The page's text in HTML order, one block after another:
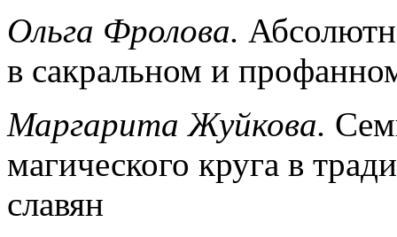
Ольга Фролова.
в сакральном и
Маргарита Жуйкова.
магического круга в
славян